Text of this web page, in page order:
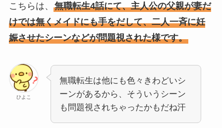
こちらは、 無職転生4話にて、主人公の父親が妻だ
けでは無くメイドにも手をだして、二人一斉に妊
娠させたシーンなどが問題視された様です。
ひよこ
無職転生は他にも色々きわどいシ
ーンがあるから、そういうシーン
も問題視されちゃったかもだね汗